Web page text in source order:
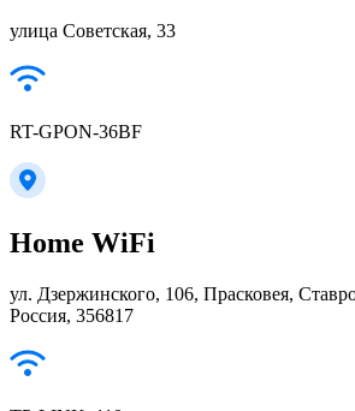
улица Советская, 33
RT-GPON-36BF
Home WiFi
ул. Дзержинского, 106, Прасковея,
Россия, 356817